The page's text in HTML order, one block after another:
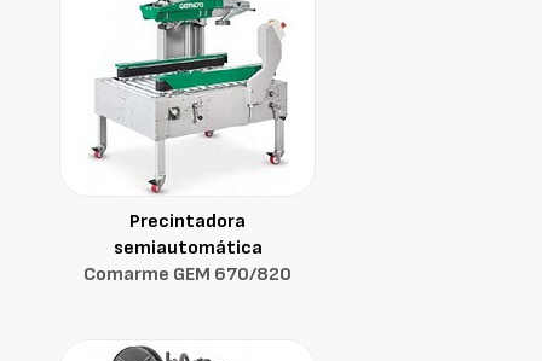
Precintadora
semiautomática
Comarme GEM 670/820